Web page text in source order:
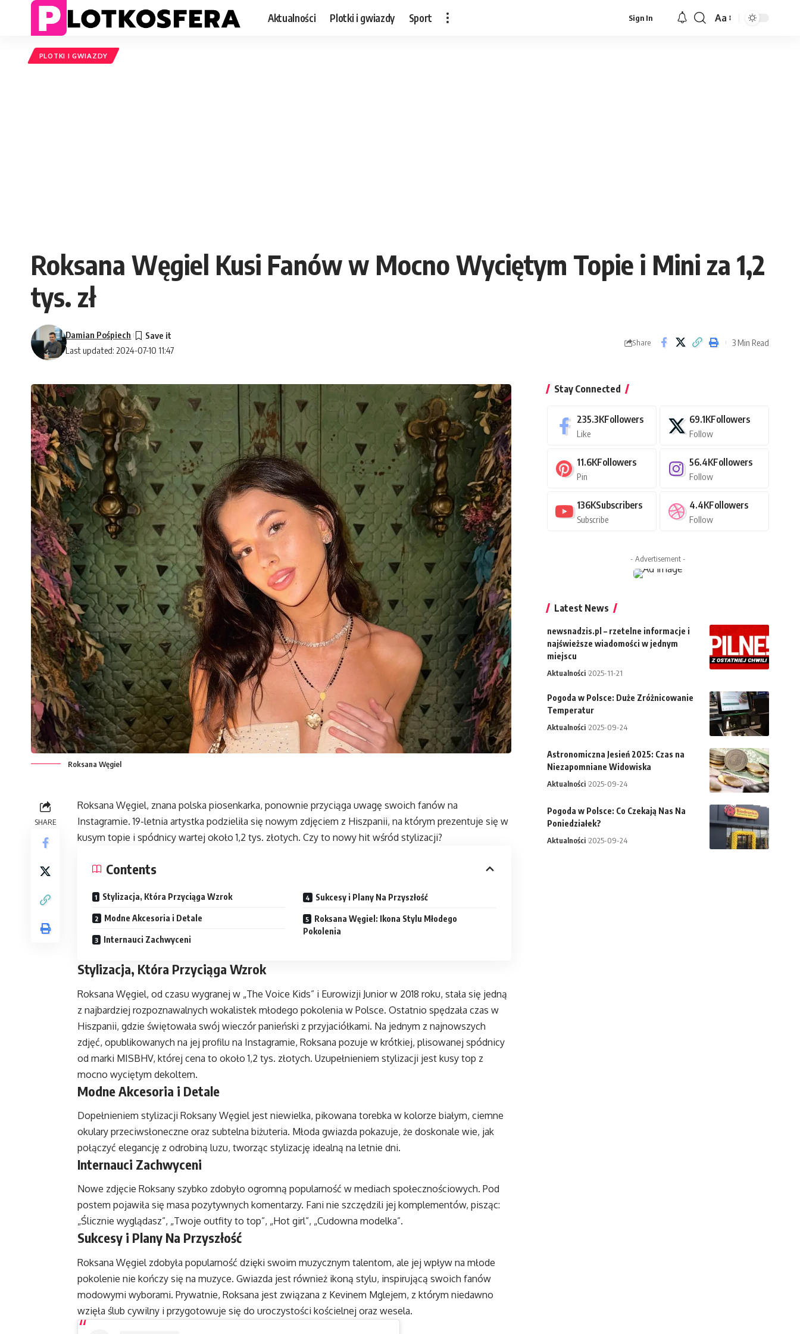
Aktualności Plotki i gwiazdy Sport Sign In
Font
Aa
PLOTKI I GWIAZDY
Roksana Węgiel Kusi Fanów w Mocno Wyciętym Topie i Mini za 1,2
tys. zł
Last updated: 2024-07-10 11:47
Damian Pośpiech
Share 3 Min Read
Roksana Węgiel
SHARE
Roksana Węgiel, znana polska piosenkarka, ponownie przyciąga uwagę swoich fanów na
Instagramie. 19-letnia artystka podzieliła się nowym zdjęciem z Hiszpanii, na którym prezentuje się w
kusym topie i spódnicy wartej około 1,2 tys. złotych. Czy to nowy hit wśród stylizacji?
Contents
Stylizacja, Która Przyciąga Wzrok
Modne Akcesoria i Detale
Internauci Zachwyceni
Sukcesy i Plany Na Przyszłość
Roksana Węgiel: Ikona Stylu Młodego
Pokolenia
Stylizacja, Która Przyciąga Wzrok
Roksana Węgiel, od czasu wygranej w „The Voice Kids” i Eurowizji Junior w 2018 roku, stała się jedną
z najbardziej rozpoznawalnych wokalistek młodego pokolenia w Polsce. Ostatnio spędzała czas w
Hiszpanii, gdzie świętowała swój wieczór panieński z przyjaciółkami. Na jednym z najnowszych
zdjęć, opublikowanych na jej profilu na Instagramie, Roksana pozuje w krótkiej, plisowanej spódnicy
od marki MISBHV, której cena to około 1,2 tys. złotych. Uzupełnieniem stylizacji jest kusy top z
mocno wyciętym dekoltem.
Modne Akcesoria i Detale
Dopełnieniem stylizacji Roksany Węgiel jest niewielka, pikowana torebka w kolorze białym, ciemne
okulary przeciwsłoneczne oraz subtelna biżuteria. Młoda gwiazda pokazuje, że doskonale wie, jak
połączyć elegancję z odrobiną luzu, tworząc stylizację idealną na letnie dni.
Internauci Zachwyceni
Nowe zdjęcie Roksany szybko zdobyło ogromną popularność w mediach społecznościowych. Pod
postem pojawiła się masa pozytywnych komentarzy. Fani nie szczędzili jej komplementów, pisząc:
„Ślicznie wyglądasz”, „Twoje outfity to top”, „Hot girl”, „Cudowna modelka”.
Sukcesy i Plany Na Przyszłość
Roksana Węgiel zdobyła popularność dzięki swoim muzycznym talentom, ale jej wpływ na młode
pokolenie nie kończy się na muzyce. Gwiazda jest również ikoną stylu, inspirującą swoich fanów
modowymi wyborami. Prywatnie, Roksana jest związana z Kevinem Mglejem, z którym niedawno
wzięła ślub cywilny i przygotowuje się do uroczystości kościelnej oraz wesela.
Stay Connected
235.3KFollowers
Like
69.1KFollowers
Follow
11.6KFollowers
Pin
56.4KFollowers
Follow
136KSubscribers
Subscribe
4.4KFollowers
Follow
- Advertisement -
Latest News
newsnadzis.pl – rzetelne informacje i
najświeższe wiadomości w jednym
miejscu
Aktualności 2025-11-21
Pogoda w Polsce: Duże Zróżnicowanie
Temperatur
Aktualności 2025-09-24
Astronomiczna Jesień 2025: Czas na
Niezapomniane Widowiska
Aktualności 2025-09-24
Pogoda w Polsce: Co Czekają Nas Na
Poniedziałek?
Aktualności 2025-09-24